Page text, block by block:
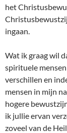
het
ingaan.
Wat ik graag wil
spirituele
verschillen en
mensen in mijn
hogere
ik jullie ervan
zoveel van de